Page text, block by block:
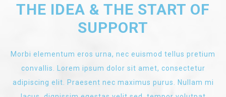
THE IDEA & THE START OF
SUPPORT
Morbi elementum eros urna, nec euismod tellus pretium
convallis. Lorem ipsum dolor sit amet, consectetur
adipiscing elit. Praesent nec maximus purus. Nullam mi